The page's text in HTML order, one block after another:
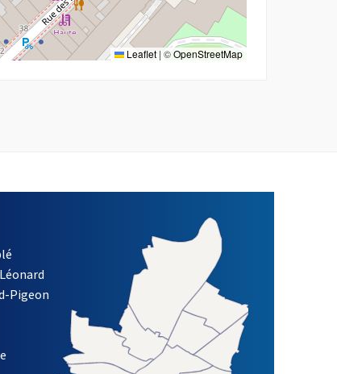
Leaflet | ©OpenStreetMap
D'INFORMATION DE LA VILLE D'ANGERS
Pigeon